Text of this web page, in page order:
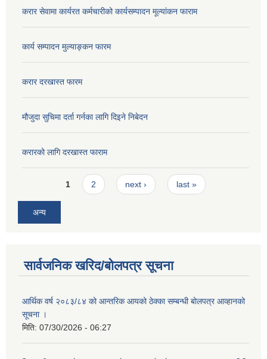
करार सेवामा कार्यरत कर्मचारीको कार्यसम्पादन मूल्यांकन फाराम
कार्य सम्पादन मुल्याङ्कन फारम
करार दरखास्त फारम
मौजुदा सुचिमा दर्ता गर्नका लागि दिइने निबेदन
करारको लागि दरखास्त फाराम
Pages1 2 next › last »
अन्य
सार्वजनिक खरिद/बोलपत्र सूचना
आर्थिक वर्ष २०८३/८४ को आन्तरिक आयको ठेक्का सम्बन्धी बोलपत्र आव्हानको
सूचना ।
मिति: 07/30/2026 - 06:27